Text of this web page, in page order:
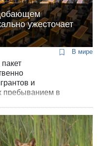
ужесточает
В мире
и
пребыванием в
также обязывают
полицию о лицах,
оснований.